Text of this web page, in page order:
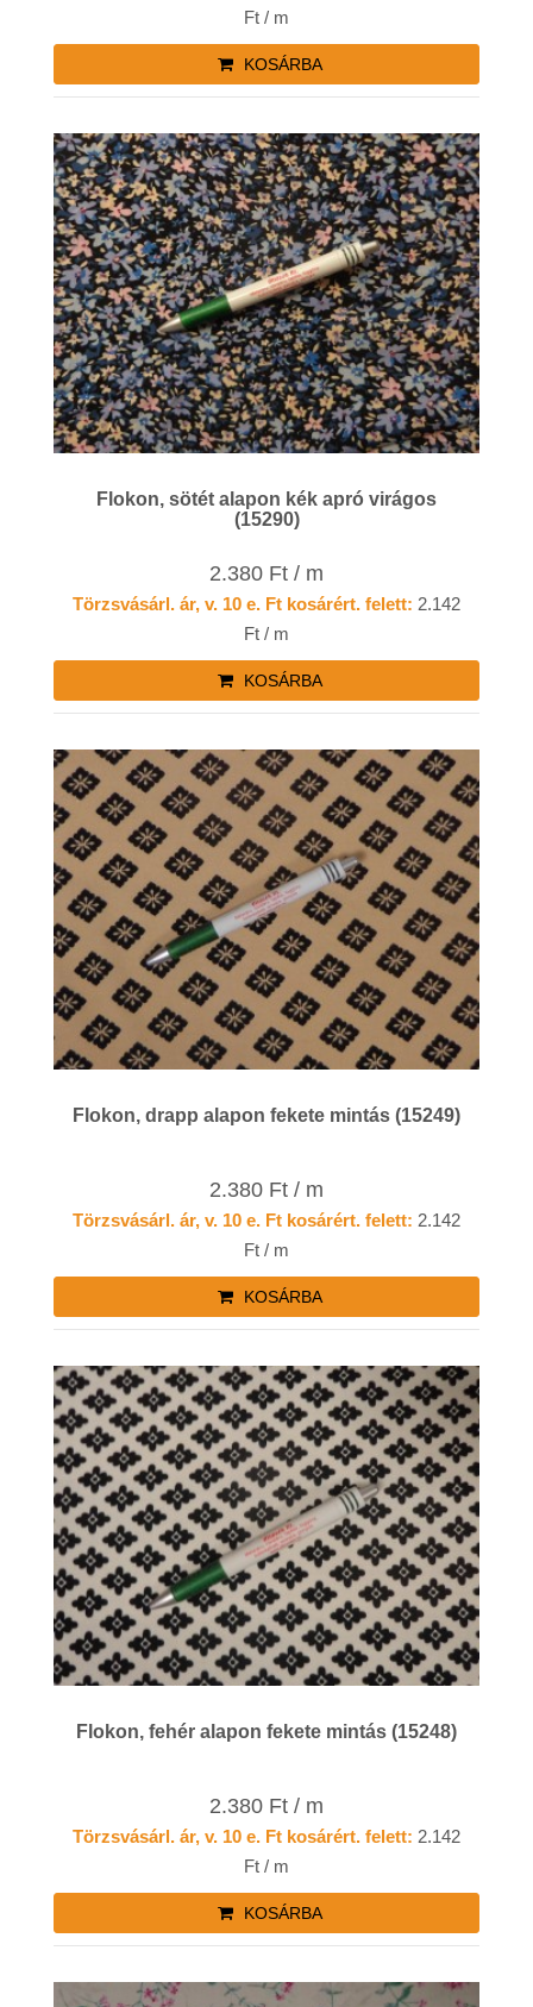
Ft / m
KOSÁRBA
Flokon, sötét alapon kék apró virágos
(15290)
2.380 Ft / m
Törzsvásárl. ár, v. 10 e. Ft kosárért. felett: 2.142
Ft / m
KOSÁRBA
Flokon, drapp alapon fekete mintás (15249)
2.380 Ft / m
Törzsvásárl. ár, v. 10 e. Ft kosárért. felett: 2.142
Ft / m
KOSÁRBA
Flokon, fehér alapon fekete mintás (15248)
2.380 Ft / m
Törzsvásárl. ár, v. 10 e. Ft kosárért. felett: 2.142
Ft / m
KOSÁRBA